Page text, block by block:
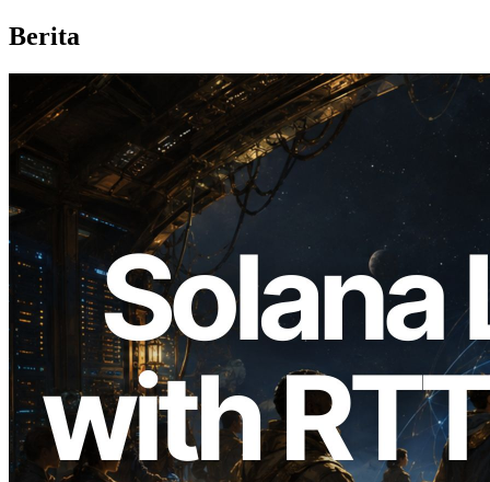
Berita
2026.08.05
ERPC Memperluas Solana Leader Slot
API dengan Pengukuran Ping dari 7
Region Global — Validators Information
API Juga Diluncurkan